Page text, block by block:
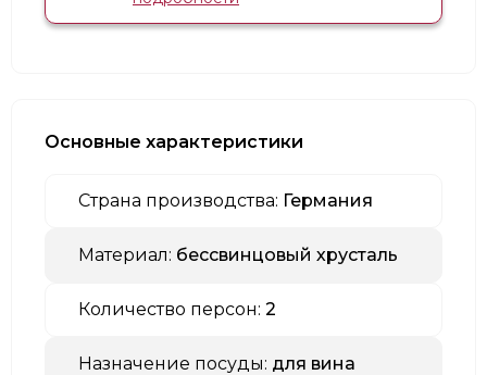
Основные характеристики
Страна производства: Германия
Материал: бессвинцовый хрусталь
Количество персон: 2
Назначение посуды: для вина